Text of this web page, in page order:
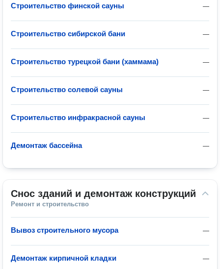
—
Строительство финской сауны
—
Строительство сибирской бани
—
Строительство турецкой бани (хаммама)
—
Строительство солевой сауны
—
Строительство инфракрасной сауны
—
Демонтаж бассейна
Снос зданий и демонтаж конструкций
Ремонт и строительство
—
Вывоз строительного мусора
—
Демонтаж кирпичной кладки